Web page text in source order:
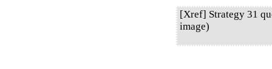
[Xref] Strategy 31
image)